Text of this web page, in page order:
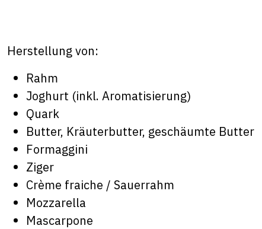
Herstellung von:
Rahm
Joghurt (inkl. Aromatisierung)
Quark
Butter, Kräuterbutter, geschäumte Butter
Formaggini
Ziger
Crème fraiche / Sauerrahm
Mozzarella
Mascarpone